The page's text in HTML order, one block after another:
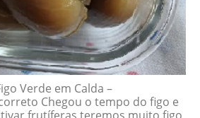
Verde em Calda –
Chegou o tempo do figo e
frutíferas teremos muito figo